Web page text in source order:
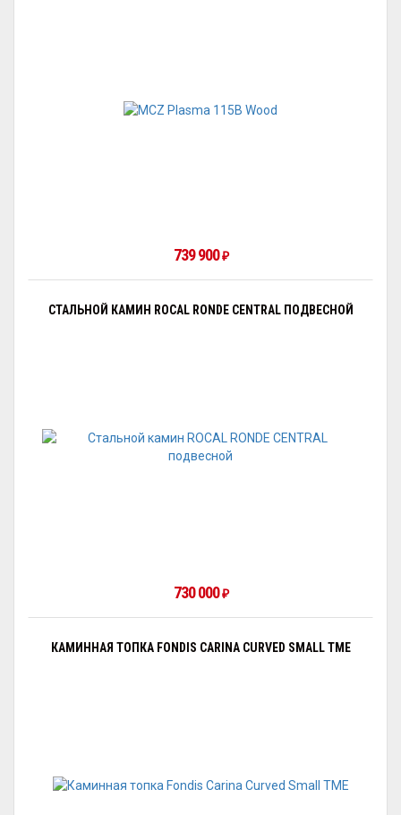
739 900 ₽
СТАЛЬНОЙ КАМИН ROCAL RONDE CENTRAL ПОДВЕСНОЙ
730 000 ₽
КАМИННАЯ ТОПКА FONDIS CARINA CURVED SMALL TME